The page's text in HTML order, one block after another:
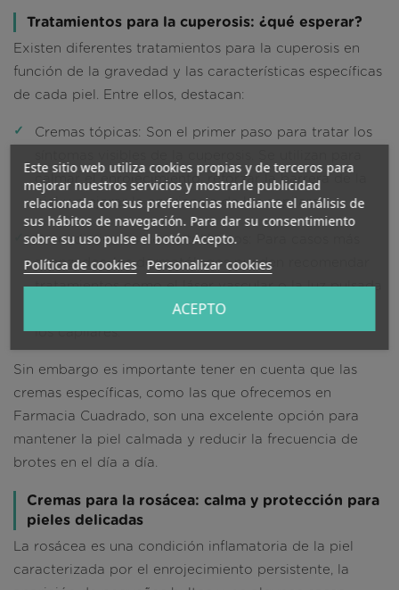
Este sitio web utiliza cookies propias y de terceros para
mejorar nuestros servicios y mostrarle publicidad
relacionada con sus preferencias mediante el análisis de
sus hábitos de navegación. Para dar su consentimiento
sobre su uso pulse el botón Acepto.
Política de cookies Personalizar cookies
ACEPTO
Tratamientos para la cuperosis: ¿qué esperar?
Existen diferentes tratamientos para la cuperosis en
función de la gravedad y las características específicas
de cada piel. Entre ellos, destacan:
Cremas tópicas: Son el primer paso para tratar los
calmar el enrojecimiento, reforzar la barrera de la
piel y mejorar la apariencia de los capilares.
Procedimientos dermatológicos
avanzados, los dermatólogos pueden recomendar
tratamientos como el láser vascular o la luz pulsada
intensa (IPL), que ayudan a reducir la visibilidad de
los capilares.
Sin embargo es importante tener en cuenta que las
cremas específicas, como las que ofrecemos en
Farmacia Cuadrado, son una excelente opción para
mantener la piel calmada y reducir la frecuencia de
brotes en el día a día.
Cremas para la rosácea: calma y protección para
pieles delicadas
La rosácea es una condición inflamatoria de la piel
caracterizada por el enrojecimiento persistente, la